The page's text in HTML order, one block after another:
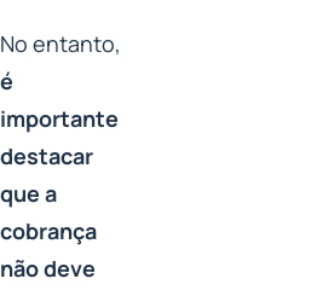
No entanto,
é
importante
destacar
que a
cobrança
não deve